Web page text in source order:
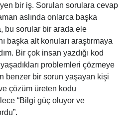
bir iş. Sorulan sorulara cevap
aslında onlarca başka
bu sorular bir arada ele
başka alt konuları araştırmaya
Bir çok insan yazdığı kod
problemleri çözmeye
benzer bir sorun yaşayan kişi
çözüm üreten kodu
“Bilgi güç oluyor ve